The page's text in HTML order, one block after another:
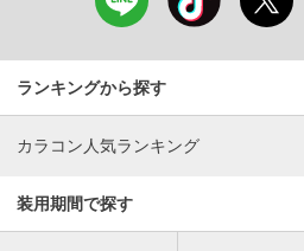
ランキングから探す
カラコン人気ランキング
装用期間で探す